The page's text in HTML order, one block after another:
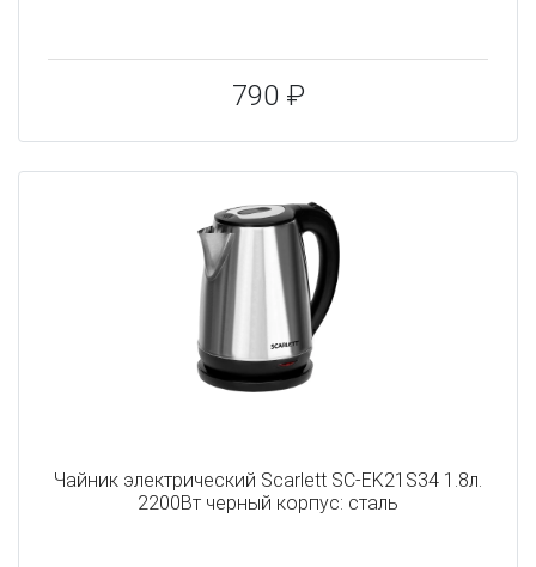
790 ₽
Чайник электрический Scarlett SC-EK21S34 1.8л.
2200Вт черный корпус: сталь